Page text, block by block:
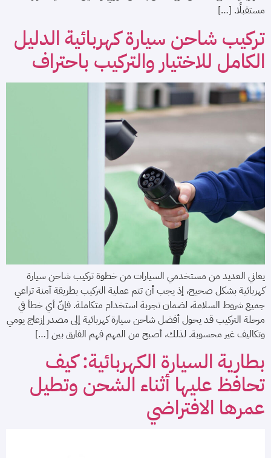
مستقبلًا. […]
تركيب شاحن سيارة كهربائية الدليل
الكامل للاختيار والتركيب باحتراف
يعاني العديد من مستخدمي السيارات من خطوة تركيب شاحن سيارة
كهربائية بشكل صحيح، إذ يجب أن تتم عملية التركيب بطريقة آمنة تراعي
جميع شروط السلامة، لضمان تجربة استخدام متكاملة. فإنّ أي خطأ في
مرحلة التركيب قد يحول أفضل شاحن سيارة كهربائية إلى مصدر إزعاج يومي
وتكاليف غير محسوبة. لذلك، أصبح من المهم فهم الفارق بين […]
بطارية السيارة الكهربائية: كيف
تحافظ عليها أثناء الشحن وتطيل
عمرها الافتراضي